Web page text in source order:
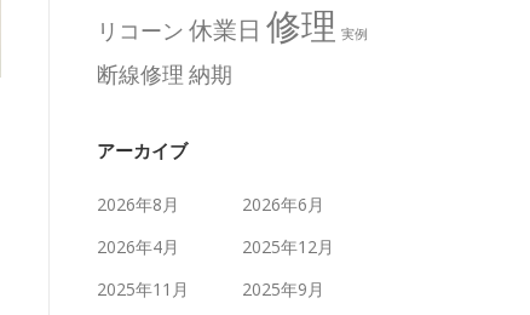
リコーン 休業日 修理 実例
断線修理 納期
アーカイブ
2026年8月
2026年6月
2026年4月
2025年12月
2025年11月
2025年9月